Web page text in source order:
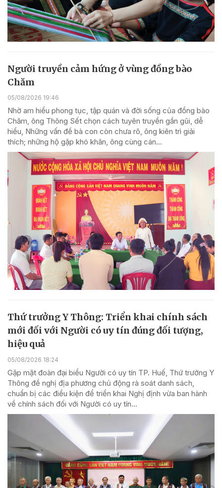
Người truyền cảm hứng ở vùng đồng bào
Chăm
05/08/2026 19:46
Nhờ am hiểu phong tục, tập quán và đời sống của đồng bào
Chăm, ông Thông Sết chọn cách tuyên truyền gần gũi, dễ
hiểu, Những vấn đề bà con còn chưa rõ, ông kiên trì giải
thích; những hộ gặp khó khăn, ông cùng cán...
Thứ trưởng Y Thông: Triển khai chính sách
mới đối với Người có uy tín đúng đối tượng,
hiệu quả
05/08/2026 18:24
Gặp mặt đoàn đại biểu Người có uy tín TP. Huế, Thứ trưởng Y
Thông đề nghị địa phương chủ động rà soát danh sách,
chuẩn bị các điều kiện để triển khai Nghị định vừa ban hành
về chính sách đối với Người có uy tín...